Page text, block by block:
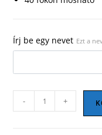
Írj be egy nevet Ezt a
Karácsonyi
szatyor
- +